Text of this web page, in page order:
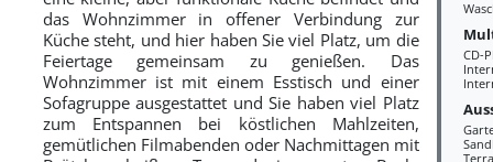
CD-
das Wohnzimmer in offener Verbindung zur
Küche steht, und hier haben Sie viel Platz, um die
Feiertage gemeinsam zu genießen. Das
Wohnzimmer ist mit einem Esstisch und einer
Sofagruppe ausgestattet und Sie haben viel Platz
zum Entspannen bei köstlichen Mahlzeiten,
gemütlichen Filmabenden oder Nachmittagen mit